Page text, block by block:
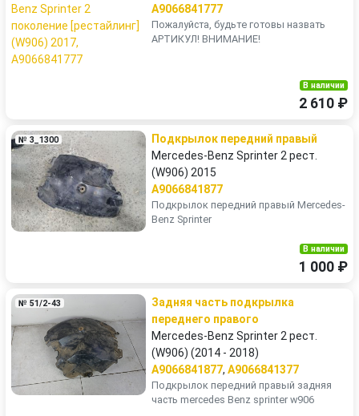
A9066841777
Пожалуйста, будьте готовы назвать
АРТИКУЛ! ВНИМАНИЕ!
В наличии
2 610 ₽
№ 3_1300
Подкрылок передний правый
Mercedes-Benz Sprinter 2 рест.
(W906) 2015
A9066841877
Подкрылок передний правый Mercedes-
Benz Sprinter
В наличии
1 000 ₽
№ 51/2-43
Задняя часть подкрылка
переднего правого
Mercedes-Benz Sprinter 2 рест.
(W906) (2014 - 2018)
A9066841877, A9066841377
Подкрылок передний правый задняя
часть mercedes Benz sprinter w906